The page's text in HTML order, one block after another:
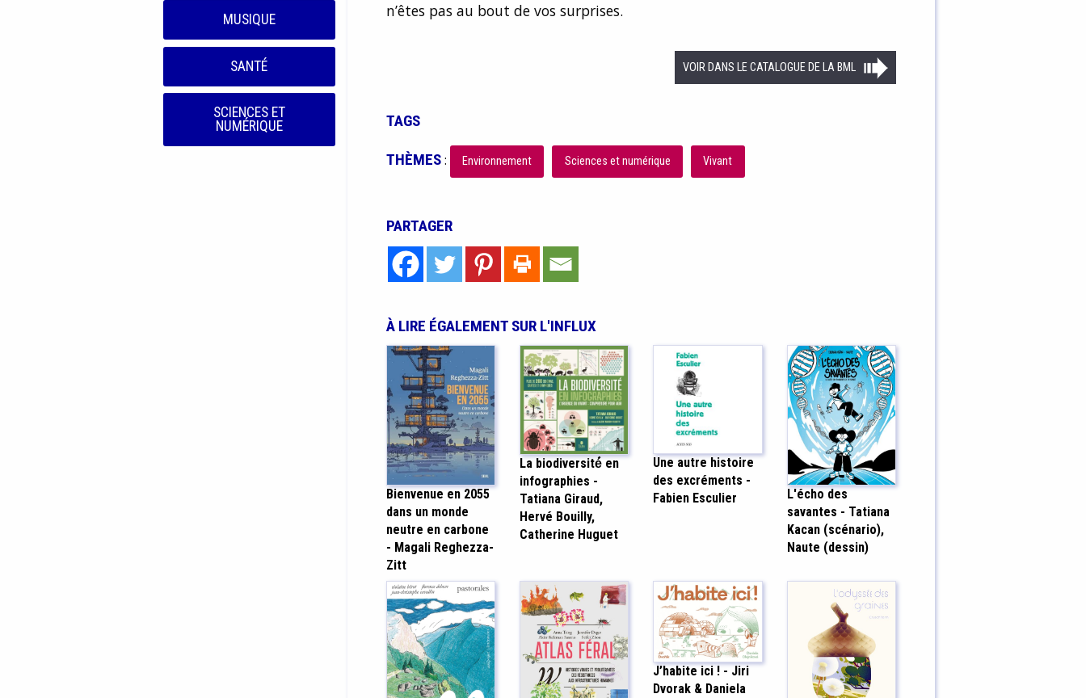
MUSIQUE
SANTÉ
SCIENCES ET
NUMÉRIQUE
n’êtes pas au bout de vos surprises.
VOIR DANS LE CATALOGUE DE LA BML
TAGS
THÈMES: Environnement Sciences et numérique Vivant
PARTAGER
À LIRE ÉGALEMENT SUR L'INFLUX
Bienvenue en 2055
dans un monde
neutre en carbone
- Magali Reghezza-
Zitt
La biodiversité́ en
infographies -
Tatiana Giraud,
Hervé Bouilly,
Catherine Huguet
Une autre histoire
des excréments -
Fabien Esculier
L'écho des
savantes - Tatiana
Kacan (scénario),
Naute (dessin)
J’habite ici ! - Jiri
Dvorak & Daniela